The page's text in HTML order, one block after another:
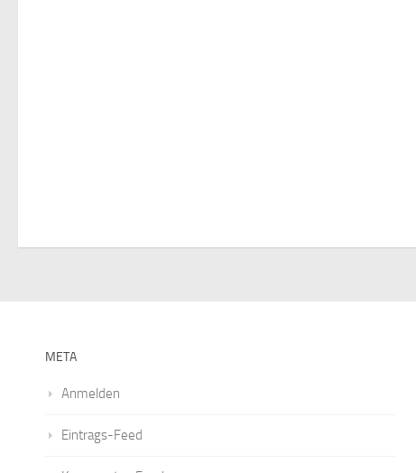
o
META
Anmelden
Eintrags-Feed